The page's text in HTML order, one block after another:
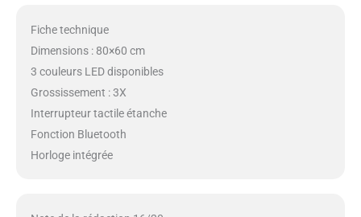
Fiche technique
Dimensions : 80×60 cm
3 couleurs LED disponibles
Grossissement : 3X
Interrupteur tactile étanche
Fonction Bluetooth
Horloge intégrée